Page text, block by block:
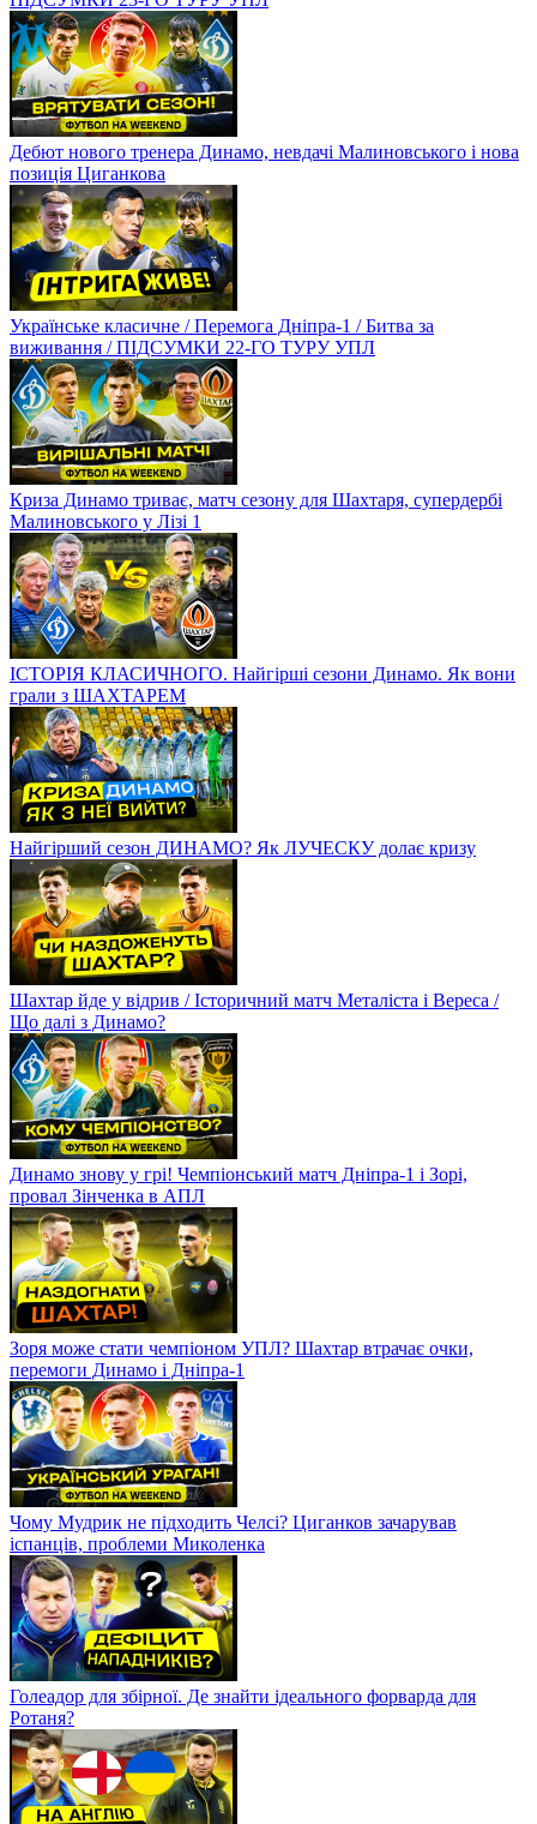
Дебют нового тренера Динамо, невдачі Малиновського і нова
позиція Циганкова
Українське класичне / Перемога Дніпра-1 / Битва за
виживання / ПІДСУМКИ 22-ГО ТУРУ УПЛ
Криза Динамо триває, матч сезону для Шахтаря, супердербі
Малиновського у Лізі 1
ІСТОРІЯ КЛАСИЧНОГО. Найгірші сезони Динамо. Як вони
грали з ШАХТАРЕМ
Найгірший сезон ДИНАМО? Як ЛУЧЕСКУ долає кризу
Шахтар йде у відрив / Історичний матч Металіста і Вереса /
Що далі з Динамо?
Динамо знову у грі! Чемпіонський матч Дніпра-1 і Зорі,
провал Зінченка в АПЛ
Зоря може стати чемпіоном УПЛ? Шахтар втрачає очки,
перемоги Динамо і Дніпра-1
Чому Мудрик не підходить Челсі? Циганков зачарував
іспанців, проблеми Миколенка
Голеадор для збірної. Де знайти ідеального форварда для
Ротаня?